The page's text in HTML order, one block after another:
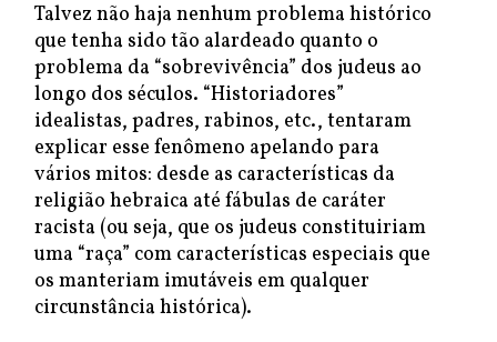
Talvez não haja nenhum problema histórico
que tenha sido tão alardeado quanto o
problema da “sobrevivência” dos judeus ao
longo dos séculos. “Historiadores”
idealistas, padres, rabinos, etc., tentaram
explicar esse fenômeno apelando para
vários mitos: desde as características da
religião hebraica até fábulas de caráter
racista (ou seja, que os judeus constituiriam
uma “raça” com características especiais que
os manteriam imutáveis em qualquer
circunstância histórica).